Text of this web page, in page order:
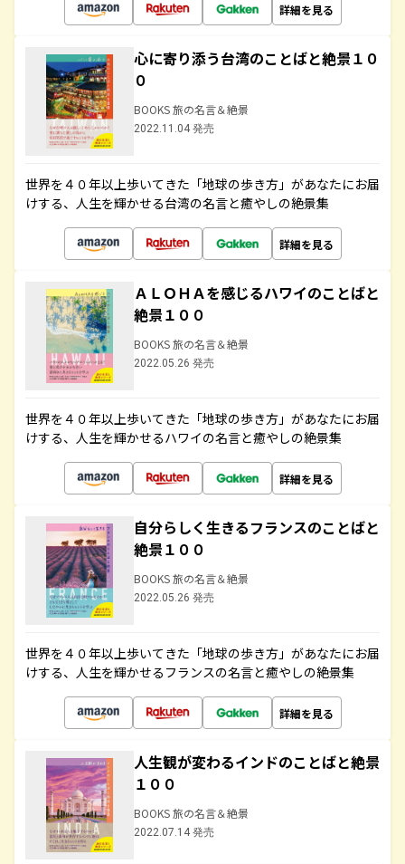
詳細を見る
心に寄り添う台湾のことばと絶景１０
０
BOOKS 旅の名言＆絶景
2022.11.04 発売
世界を４０年以上歩いてきた「地球の歩き方」があなたにお届
けする、人生を輝かせる台湾の名言と癒やしの絶景集
詳細を見る
ＡＬＯＨＡを感じるハワイのことばと
絶景１００
BOOKS 旅の名言＆絶景
2022.05.26 発売
世界を４０年以上歩いてきた「地球の歩き方」があなたにお届
けする、人生を輝かせるハワイの名言と癒やしの絶景集
詳細を見る
自分らしく生きるフランスのことばと
絶景１００
BOOKS 旅の名言＆絶景
2022.05.26 発売
世界を４０年以上歩いてきた「地球の歩き方」があなたにお届
けする、人生を輝かせるフランスの名言と癒やしの絶景集
詳細を見る
人生観が変わるインドのことばと絶景
１００
BOOKS 旅の名言＆絶景
2022.07.14 発売